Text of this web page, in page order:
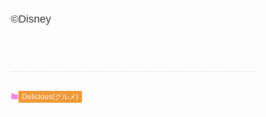
©Disney
Delicious(グルメ)